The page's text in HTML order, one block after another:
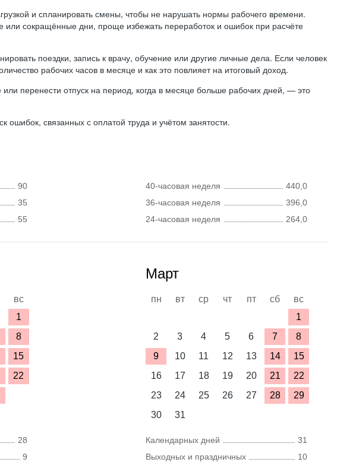
и спланировать смены, чтобы не нарушать нормы рабочего времени.
или сокращённые дни, проще избежать переработок и ошибок при расчёте
поездки, запись к врачу, обучение или другие личные дела. Если человек
рабочих часов в месяце и как это повлияет на итоговый доход.
перенести отпуск на период, когда в месяце больше рабочих дней, — это
связанных с оплатой труда и учётом занятости.
90
35
55
40-часовая неделя
440,0
36-часовая неделя
396,0
24-часовая неделя
264,0
вс
1
8
15
22
28
9
Март
пн вт ср чт пт сб
вс
1
2
3 4 5 6 7
8
9
10 11 12 13 14
15
16
17 18 19 20 21
22
23
24 25 26 27 28
29
30
31
Календарных дней
31
Выходных и праздничных
10